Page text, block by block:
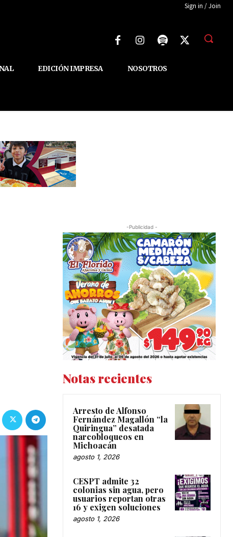
Sign in / Join
EDICIÓN IMPRESA NOSOTROS
-Publicidad -
Notas recientes
Arresto de Alfonso
Fernández Magallón “la
Quiringua” desatada
narcobloqueos en
Michoacán
agosto 1, 2026
CESPT admite 32
colonias sin agua, pero
usuarios reportan otras
16 y exigen soluciones
agosto 1, 2026